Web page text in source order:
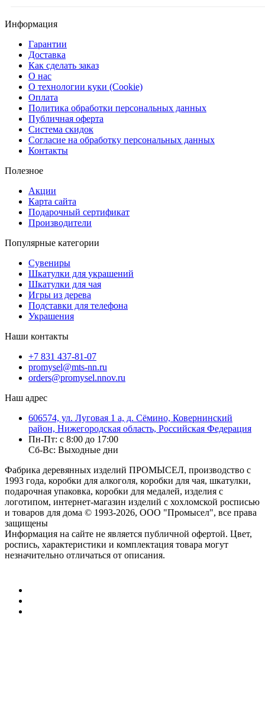
Информация
Гарантии
Доставка
Как сделать заказ
О нас
О технологии куки (Cookie)
Оплата
Политика обработки персональных данных
Публичная оферта
Система скидок
Согласие на обработку персональных данных
Контакты
Полезное
Акции
Карта сайта
Подарочный сертификат
Производители
Популярные категории
Сувениры
Шкатулки для украшений
Шкатулки для чая
Игры из дерева
Подставки для телефона
Украшения
Наши контакты
+7 831 437-81-07
promysel@mts-nn.ru
orders@promysel.nnov.ru
Наш адрес
606574, ул. Луговая 1 а, д. Сёмино, Ковернинский
район, Нижегородская область, Российская Федерация
Пн-Пт: с 8:00 до 17:00
Сб-Вс: Выходные дни
Фабрика деревянных изделий ПРОМЫСЕЛ, производство с
1993 года, коробки для алкоголя, коробки для чая, шкатулки,
подарочная упаковка, коробки для медалей, изделия с
логотипом, интернет-магазин изделий с хохломской росписью
и товаров для дома © 1993-2026, ООО "Промысел", все права
защищены
Информация на сайте не является публичной офертой. Цвет,
роспись, характеристики и комплектация товара могут
незначительно отличаться от описания.